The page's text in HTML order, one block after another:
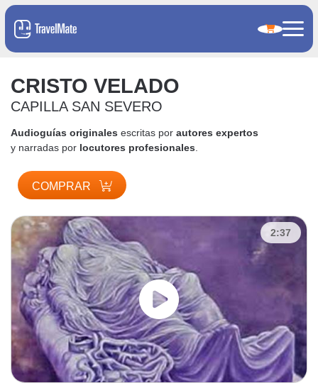
CRISTO VELADO
CAPILLA SAN SEVERO
Audioguías originales escritas por autores expertos
y narradas por locutores profesionales
COMPRAR
2:37